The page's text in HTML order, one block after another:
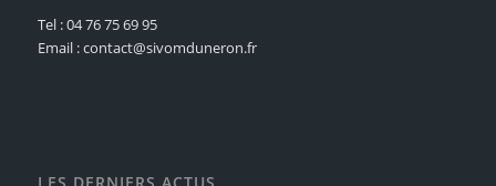
Tel : 04 76 75 69 95
Email : contact@sivomduneron.fr